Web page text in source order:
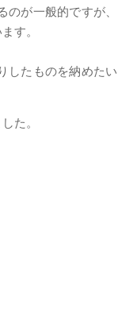
が一般的ですが、
す。
したものを納めたい
た。